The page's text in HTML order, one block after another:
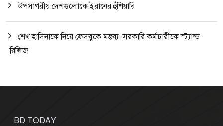
উপসাগরীয় দেশগুলোকে ইরানের হুঁশিয়ারি
শেখ হাসিনাকে নিয়ে ফেসবুকে মন্তব্য: সরকারি কর্মচারীকে স্ট্যান্ড
রিলিজ
BD TODAY